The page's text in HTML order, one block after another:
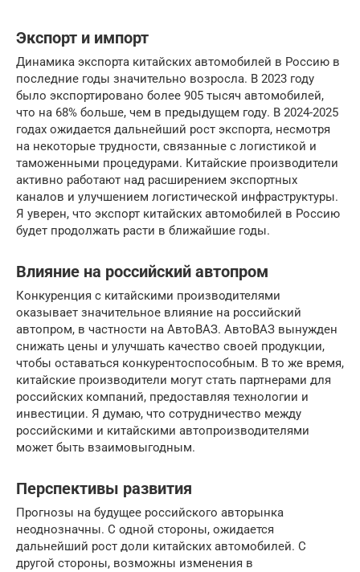
Экспорт и импорт
Динамика экспорта китайских автомобилей в Россию в
последние годы значительно возросла. В 2023 году
было экспортировано более 905 тысяч автомобилей,
что на 68% больше, чем в предыдущем году. В 2024-2025
годах ожидается дальнейший рост экспорта, несмотря
на некоторые трудности, связанные с логистикой и
таможенными процедурами. Китайские производители
активно работают над расширением экспортных
каналов и улучшением логистической инфраструктуры.
Я уверен, что экспорт китайских автомобилей в Россию
будет продолжать расти в ближайшие годы.
Влияние на российский автопром
Конкуренция с китайскими производителями
оказывает значительное влияние на российский
автопром, в частности на АвтоВАЗ. АвтоВАЗ вынужден
снижать цены и улучшать качество своей продукции,
чтобы оставаться конкурентоспособным. В то же время,
китайские производители могут стать партнерами для
российских компаний, предоставляя технологии и
инвестиции. Я думаю, что сотрудничество между
российскими и китайскими автопроизводителями
может быть взаимовыгодным.
Перспективы развития
Прогнозы на будущее российского авторынка
неоднозначны. С одной стороны, ожидается
дальнейший рост доли китайских автомобилей. С
другой стороны, возможны изменения в